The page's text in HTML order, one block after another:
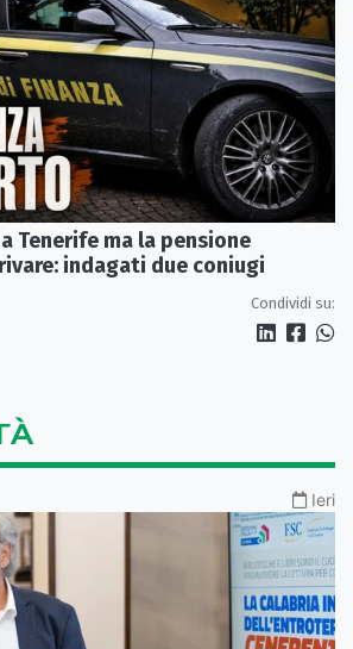
Tenerife ma la pensione
indagati due coniugi
Condividi su:
Ieri